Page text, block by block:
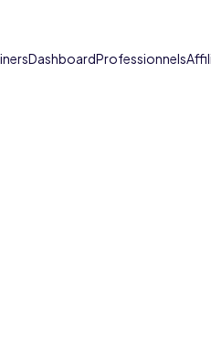
DashboardProfessionnels